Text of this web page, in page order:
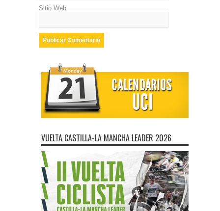
Sitio Web
VUELTA CASTILLA-LA MANCHA LEADER 2026